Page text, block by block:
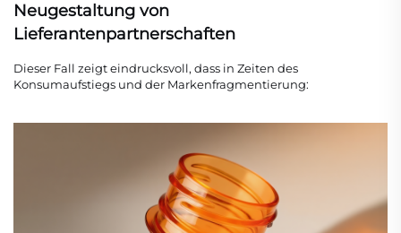
Neugestaltung von
Lieferantenpartnerschaften
Dieser Fall zeigt eindrucksvoll, dass in Zeiten des
Konsumaufstiegs und der Markenfragmentierung: